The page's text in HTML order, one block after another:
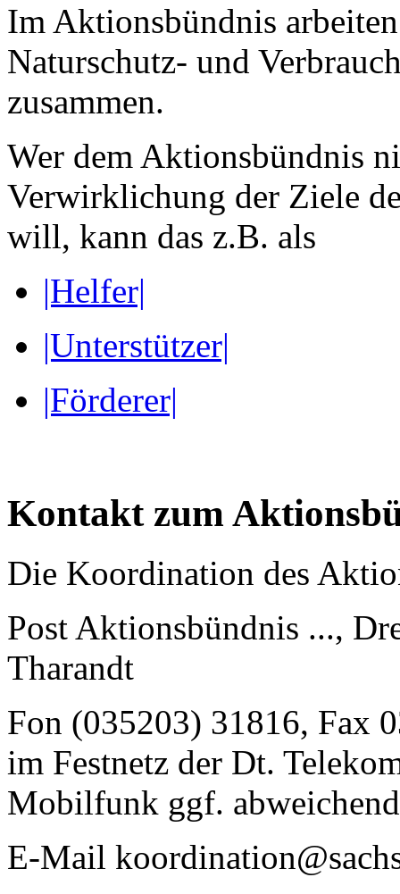
Im Aktionsbündnis
Naturschutz- und
zusammen.
Wer dem Aktionsbündnis
Verwirklichung der Ziele
will, kann das z.B. als
|Helfer|
|Unterstützer|
|Förderer|
Kontakt zum
Die Koordination des
Post Aktionsbündnis ...,
Tharandt
Fon (035203) 31816, Fax
im Festnetz der Dt.
Mobilfunk ggf.
E-Mail